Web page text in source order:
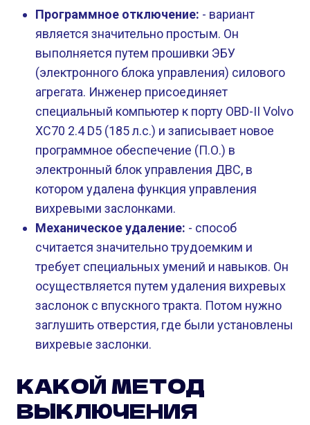
Программное отключение: - вариант
является значительно простым. Он
выполняется путем прошивки ЭБУ
(электронного блока управления) силового
агрегата. Инженер присоединяет
специальный компьютер к порту OBD-II Volvo
XC70 2.4 D5 (185 л.с.) и записывает новое
программное обеспечение (П.О.) в
электронный блок управления ДВС, в
котором удалена функция управления
вихревыми заслонками.
Механическое удаление: - способ
считается значительно трудоемким и
требует специальных умений и навыков. Он
осуществляется путем удаления вихревых
заслонок с впускного тракта. Потом нужно
заглушить отверстия, где были установлены
вихревые заслонки.
КАКОЙ МЕТОД
ВЫКЛЮЧЕНИЯ